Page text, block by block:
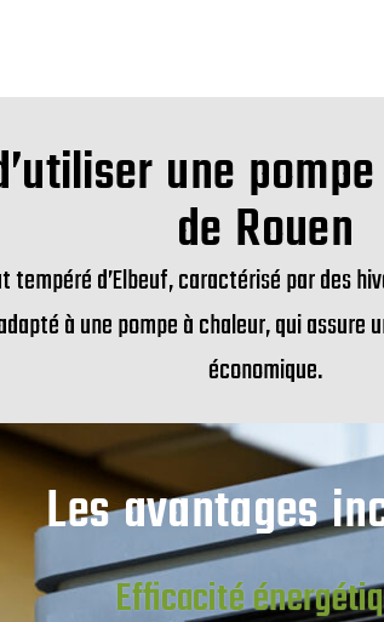
une
de Rouen
tempéré d’Elbeuf, caractérisé par des
à une pompe à chaleur, qui
économique.
Les avantages
Efficacité